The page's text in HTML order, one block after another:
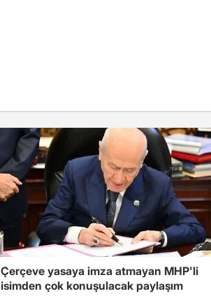
Çerçeve yasaya imza atmayan MHP'li
isimden çok konuşulacak paylaşım